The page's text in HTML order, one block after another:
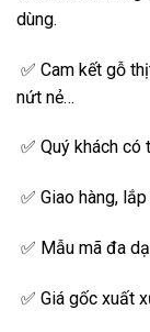
dùng.
✅ Cam kết gỗ
nứt nẻ…
✅ Quý khách
✅ Giao hàng,
✅ Mẫu mã đa
✅ Giá gốc xuất